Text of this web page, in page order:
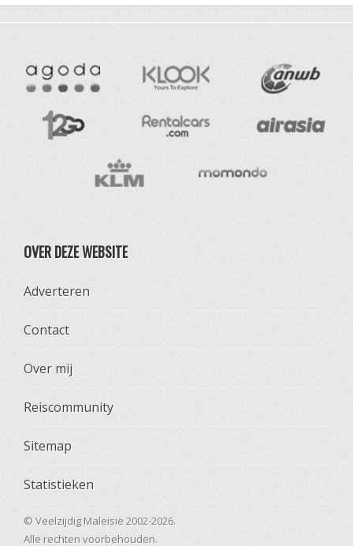
OVER DEZE WEBSITE
Adverteren
Contact
Over mij
Reiscommunity
Sitemap
Statistieken
© Veelzijdig Maleisië 2002-2026.
Alle rechten voorbehouden.